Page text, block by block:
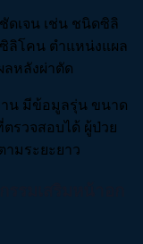
ดเจน เช่น ชนิดซิลิ
ลิโคน ตำแหน่งแผล
ลหลังผ่าตัด
น มีข้อมูลรุ่น ขนาด
รวจสอบได้ ผู้ป่วย
มระยะยาว